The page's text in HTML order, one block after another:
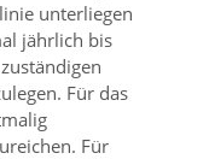
unterliegen
jährlich bis
Für das
Für